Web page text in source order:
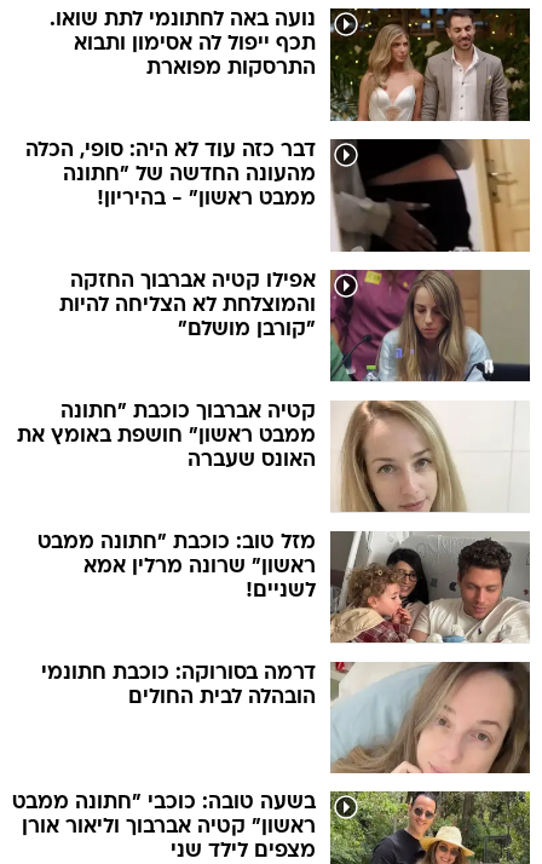
נועה באה לחתונמי לתת שואו.
תכף ייפול לה אסימון ותבוא
התרסקות מפוארת
דבר כזה עוד לא היה: סופי, הכלה
מהעונה החדשה של "חתונה
ממבט ראשון" - בהיריון!
אפילו קטיה אברבוך החזקה
והמוצלחת לא הצליחה להיות
"קורבן מושלם"
קטיה אברבוך כוכבת "חתונה
ממבט ראשון" חושפת באומץ את
האונס שעברה
מזל טוב: כוכבת "חתונה ממבט
ראשון" שרונה מרלין אמא
לשניים!
​דרמה בסורוקה: כוכבת חתונמי
הובהלה לבית החולים
בשעה טובה: כוכבי "חתונה ממבט
ראשון" קטיה אברבוך וליאור אורן
מצפים לילד שני